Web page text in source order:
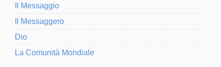
Il Messaggio
Il Messaggero
Dio
La Comunità Mondiale